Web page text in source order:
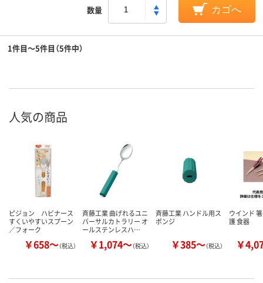
数量 カゴへ
1件目～5件目（5件中）
人気の商品
ピジョン ハビナース
すくいやすいスプーン
／フォーク
￥658～（税込）
斉藤工業 曲げれるユニ
バーサルカトラリー オ
ールステンレスハ…
￥1,074～（税込）
斉藤工業 ハンドル用ス
ポンジ
￥385～（税込）
ウインド
護 食器
￥